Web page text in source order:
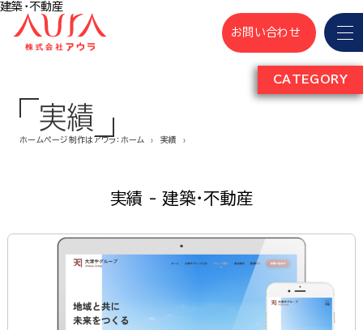
建築・不動産
お問い合わせ
実績
ホームページ制作はアウラ：ホーム 実績
実績 - 建築・不動産
CATEGORY